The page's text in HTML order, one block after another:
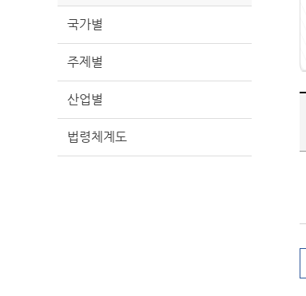
국가별
주제별
산업별
법령체계도